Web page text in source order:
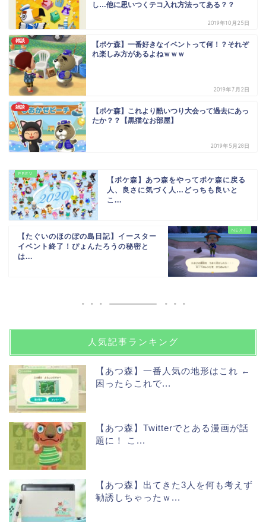
し…他に思いつくテコ入れ方法ってある？？
2019年10月25日
雑談
【ポケ森】一番好きなイベントって何！？それぞ
れ楽しみ方があるよねｗｗｗ
2019年7月2日
雑談
【ポケ森】これより酷いつり大会って過去にあっ
たか？？【黒猫なお部屋】
2019年5月28日
【ポケ森】あつ森をやってポケ森に戻る
人、良さに気づく人…どっちも良いと
こ...
【たぐいのほのぼの島日記】イースター
イベント終了！ぴょんたろうの秘密と
は...
人気記事ランキング
【あつ森】一番人気の地形はこれ ←
困ったらこれで...
【あつ森】Twitterでとある漫画が話
題に！ こ...
【あつ森】出てきた3人を何も考えず
勧誘しちゃったｗ...